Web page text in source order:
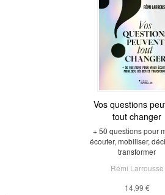
Vos questions
tout changer
+ 50 questions pour
écouter, mobiliser,
transformer
Rémi Larrousse
14,99 €